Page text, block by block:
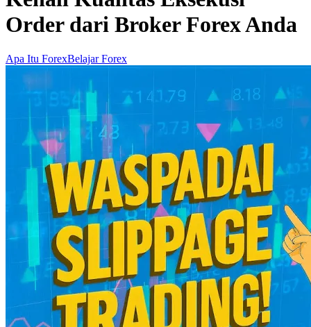
Order dari Broker Forex Anda
Apa Itu ForexBelajar Forex